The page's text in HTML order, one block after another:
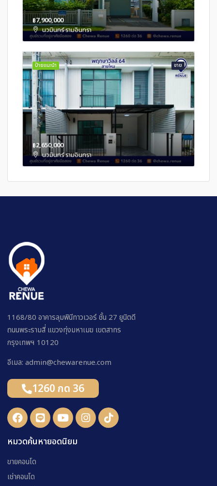
฿7,900,000
นวมินทร์ รามอินทรา
ขาย
ป้ายแนะนำ
฿2,650,000
นวมินทร์ รามอินทรา
1168/80 อาคารลุมพินีทาวเวอร์ ชั้น 27 ยูนิตดี
ถนนพระรามสี่ แขวงทุ่งมหาเมฆ เขตสาทร
กรุงเทพฯ 10120
อีเมล: admin@chewarenue.com
1260 กด 36
หมวดค้นหายอดนิยม
ขายคอนโด
เช่าคอนโด